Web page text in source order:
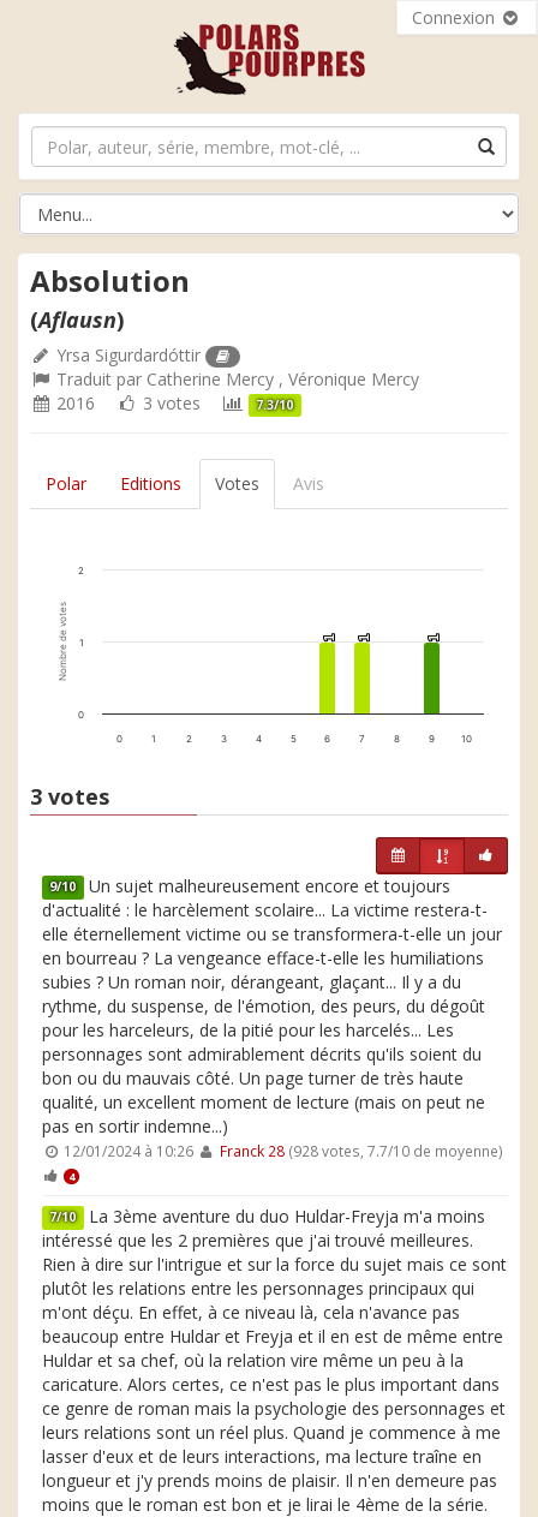
Connexion
Absolution
(Aflausn)
Yrsa Sigurdardóttir
Traduit par Catherine Mercy , Véronique Mercy
2016
3 votes 7.3/10
Polar Editions Votes Avis
Nombre de votes 1
1 1
1 1
1
0 1 2 3 4 5 6 7 8 9 10
0
1
2
3 votes
9/10 Un sujet malheureusement encore et toujours
d'actualité : le harcèlement scolaire... La victime restera-t-
elle éternellement victime ou se transformera-t-elle un jour
en bourreau ? La vengeance efface-t-elle les humiliations
subies ? Un roman noir, dérangeant, glaçant... Il y a du
rythme, du suspense, de l'émotion, des peurs, du dégoût
pour les harceleurs, de la pitié pour les harcelés... Les
personnages sont admirablement décrits qu'ils soient du
bon ou du mauvais côté. Un page turner de très haute
qualité, un excellent moment de lecture (mais on peut ne
pas en sortir indemne...)
12/01/2024 à 10:26 Franck 28(928 votes, 7.7/10 de moyenne)
4
7/10 La 3ème aventure du duo Huldar-Freyja m'a moins
intéressé que les 2 premières que j'ai trouvé meilleures.
Rien à dire sur l'intrigue et sur la force du sujet mais ce sont
plutôt les relations entre les personnages principaux qui
m'ont déçu. En effet, à ce niveau là, cela n'avance pas
beaucoup entre Huldar et Freyja et il en est de même entre
Huldar et sa chef, où la relation vire même un peu à la
caricature. Alors certes, ce n'est pas le plus important dans
ce genre de roman mais la psychologie des personnages et
leurs relations sont un réel plus. Quand je commence à me
lasser d'eux et de leurs interactions, ma lecture traîne en
longueur et j'y prends moins de plaisir. Il n'en demeure pas
moins que le roman est bon et je lirai le 4ème de la série.